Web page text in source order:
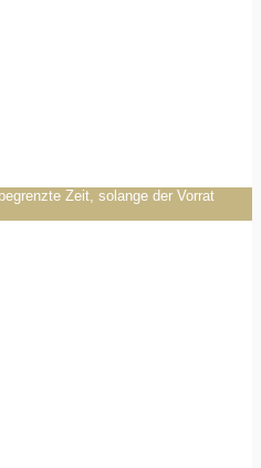
Zeit, solange der Vorrat